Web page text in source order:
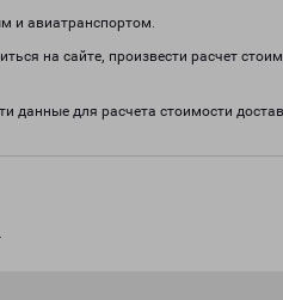
и авиатранспортом.
на сайте, произвести расчет
данные для расчета стоимости